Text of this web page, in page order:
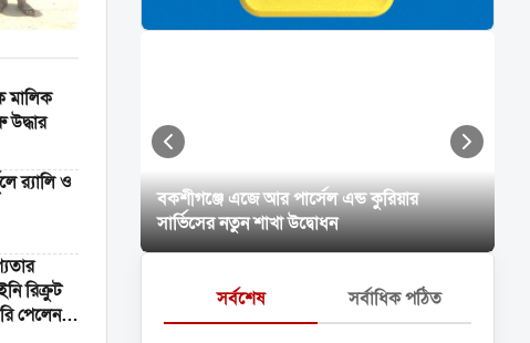
মালিক
উদ্ধার
র‍্যালি ও
রিক্রুট
পেলেন
বকশীগঞ্জে এজে আর পার্সেল এন্ড কুরিয়ার
সার্ভিসের নতুন শাখা উদ্বোধন
সর্বশেষ সর্বাধিক পঠিত